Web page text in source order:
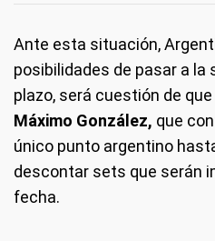
Ante esta situación,
posibilidades de pasar a la
plazo, será cuestión de que
Máximo González, que
único punto argentino
descontar sets que serán
fecha.